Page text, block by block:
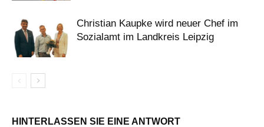
Christian Kaupke wird neuer Chef im
Sozialamt im Landkreis Leipzig
HINTERLASSEN SIE EINE ANTWORT